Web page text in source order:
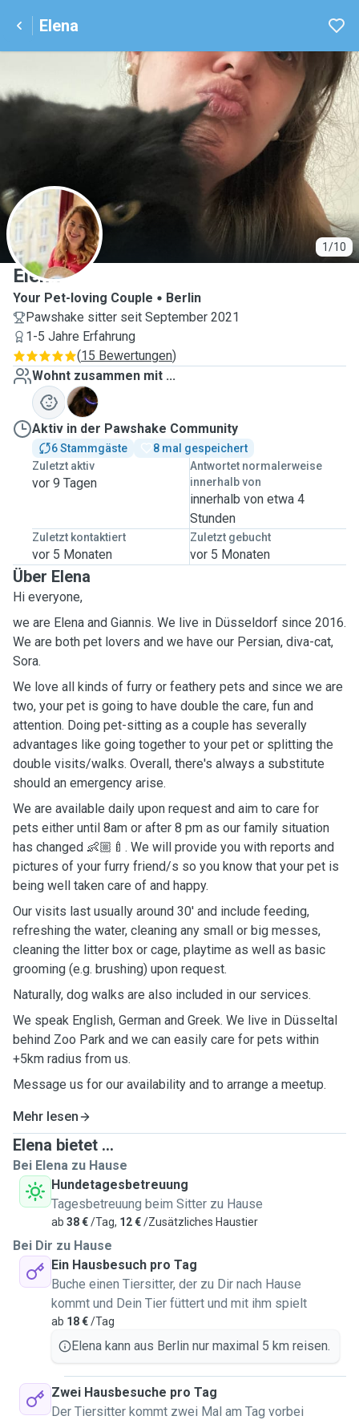
Elena
1/10
E
Elena
Your Pet-loving Couple
Berlin
Pawshake sitter seit September 2021
1-5 Jahre Erfahrung
(15 Bewertungen)
Wohnt zusammen mit ...
S
Aktiv in der Pawshake Community
6 Stammgäste
8 mal gespeichert
Zuletzt aktiv
vor 9 Tagen
Antwortet normalerweise
innerhalb von
innerhalb von etwa 4
Stunden
Zuletzt kontaktiert
vor 5 Monaten
Zuletzt gebucht
vor 5 Monaten
Über Elena
Hi everyone,
we are Elena and Giannis. We live in Düsseldorf since 2016.
We are both pet lovers and we have our Persian, diva-cat,
Sora.
We love all kinds of furry or feathery pets and since we are
two, your pet is going to have double the care, fun and
attention. Doing pet-sitting as a couple has severally
advantages like going together to your pet or splitting the
double visits/walks. Overall, there's always a substitute
should an emergency arise.
We are available daily upon request and aim to care for
pets either until 8am or after 8 pm as our family situation
has changed 👶🏼🍼. We will provide you with reports and
pictures of your furry friend/s so you know that your pet is
being well taken care of and happy.
Our visits last usually around 30' and include feeding,
refreshing the water, cleaning any small or big messes,
cleaning the litter box or cage, playtime as well as basic
grooming (e.g. brushing) upon request.
Naturally, dog walks are also included in our services.
We speak English, German and Greek. We live in Düsseltal
behind Zoo Park and we can easily care for pets within
+5km radius from us.
Message us for our availability and to arrange a meetup.
Mehr lesen
Elena bietet ...
Bei Elena zu Hause
Hundetagesbetreuung
Tagesbetreuung beim Sitter zu Hause
ab 38 €/Tag, 12 €/Zusätzliches Haustier
Bei Dir zu Hause
Ein Hausbesuch pro Tag
Buche einen Tiersitter, der zu Dir nach Hause
kommt und Dein Tier füttert und mit ihm spielt
ab 18 €/Tag
Elena kann aus Berlin nur maximal 5 km reisen.
Zwei Hausbesuche pro Tag
Der Tiersitter kommt zwei Mal am Tag vorbei